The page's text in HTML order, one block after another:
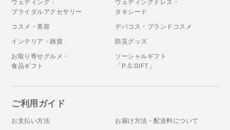
ウェディング・
ブライダルアクセサリー
ウェディングドレス・
タキシード
コスメ・美容
デパコス・ブランドコスメ
インテリア・雑貨
防災グッズ
お取り寄せグルメ・
食品ギフト
ソーシャルギフト
「P.S.GIFT」
ご利用ガイド
お支払い方法
お届け方法・配送料について